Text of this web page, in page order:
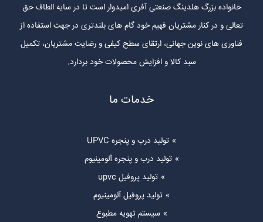
خانواده بزرگ هلدینگ صنعتی آفری امیدوار است تا در سایه الطاف حق
تعالی و در کنار مشتریان فهیم خود گام های بلندتری در جهت استفاده از
فناوری های نوین جهانی، ارتقای سطح کیفی و رضایت مشتریان، تکمیل
سبد کالا و افزایش محصولات خود بردارد.
خدمات ما
تولید درب و پنجره UPVC
تولید درب و پنجره آلومینیوم
تولید پروفیل upvc
تولید پروفیل آلومینیوم
سیستم تهویه مطبوع